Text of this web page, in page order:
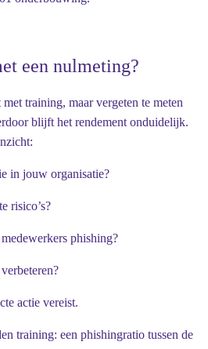
een nulmeting?
training, maar vergeten te meten
blijft het rendement onduidelijk.
in jouw organisatie?
risico’s?
phishing?
actie vereist.
training: een phishingratio tussen de